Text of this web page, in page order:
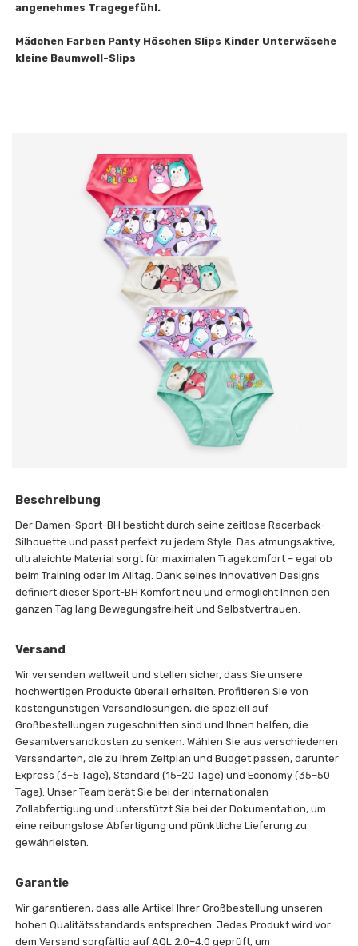
angenehmes Tragegefühl.
Mädchen Farben Panty Höschen Slips Kinder Unterwäsche
kleine Baumwoll-Slips
Beschreibung
Der Damen-Sport-BH besticht durch seine zeitlose Racerback-
Silhouette und passt perfekt zu jedem Style. Das atmungsaktive,
ultraleichte Material sorgt für maximalen Tragekomfort – egal ob
beim Training oder im Alltag. Dank seines innovativen Designs
definiert dieser Sport-BH Komfort neu und ermöglicht Ihnen den
ganzen Tag lang Bewegungsfreiheit und Selbstvertrauen.
Versand
Wir versenden weltweit und stellen sicher, dass Sie unsere
hochwertigen Produkte überall erhalten. Profitieren Sie von
kostengünstigen Versandlösungen, die speziell auf
Großbestellungen zugeschnitten sind und Ihnen helfen, die
Gesamtversandkosten zu senken. Wählen Sie aus verschiedenen
Versandarten, die zu Ihrem Zeitplan und Budget passen, darunter
Express (3–5 Tage), Standard (15–20 Tage) und Economy (35–50
Tage). Unser Team berät Sie bei der internationalen
Zollabfertigung und unterstützt Sie bei der Dokumentation, um
eine reibungslose Abfertigung und pünktliche Lieferung zu
gewährleisten.
Garantie
Wir garantieren, dass alle Artikel Ihrer Großbestellung unseren
hohen Qualitätsstandards entsprechen. Jedes Produkt wird vor
dem Versand sorgfältig auf AQL 2.0–4.0 geprüft, um